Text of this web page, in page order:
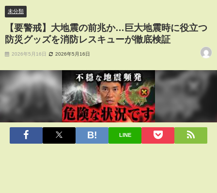
未分類
【要警戒】大地震の前兆か…巨大地震時に役立つ
防災グッズを消防レスキューが徹底検証
2026年5月16日 2026年5月16日
LINE